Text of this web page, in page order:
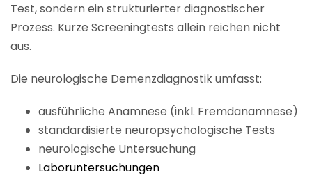
Test, sondern ein strukturierter diagnostischer
Prozess. Kurze Screeningtests allein reichen nicht
aus.
Die neurologische Demenzdiagnostik umfasst:
ausführliche Anamnese (inkl. Fremdanamnese)
standardisierte neuropsychologische Tests
neurologische Untersuchung
Laboruntersuchungen